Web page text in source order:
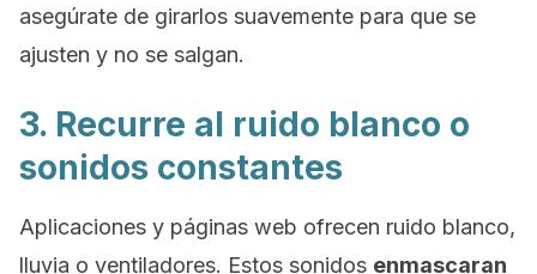
asegúrate de girarlos suavemente para que se
ajusten y no se salgan.
3. Recurre al ruido blanco o
sonidos constantes
Aplicaciones y páginas web ofrecen ruido blanco,
lluvia o ventiladores. Estos sonidos enmascaran